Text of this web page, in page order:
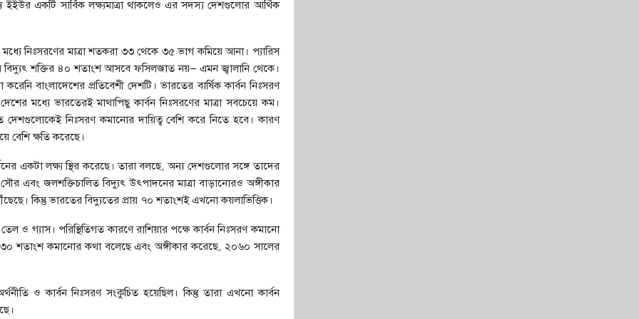
ইইউর একটি সার্বিক লক্ষ্যমাত্রা থাকলেও এর সদস্য দেশগুলোর আর্থিক
নিঃসরণের মাত্রা শতকরা ৩৩ থেকে ৩৫ ভাগ কমিয়ে আনা। প্যারিস
বিদ্যুৎ শক্তির ৪০ শতাংশ আসবে ফসিলজাত নয়— এমন জ্বালানি থেকে।
বাংলাদেশের প্রতিবেশী দেশটি। ভারতের বার্ষিক কার্বন নিঃসরণ
মধ্যে ভারতেরই মাথাপিছু কার্বন নিঃসরণের মাত্রা সবচেয়ে কম।
দেশগুলোকেই নিঃসরণ কমানোর দায়িত্ব বেশি করে নিতে হবে। কারণ
বেশি ক্ষতি করেছে।
একটা লক্ষ্য স্থির করেছে। তারা বলছে, অন্য দেশগুলোর সঙ্গে তাদের
এবং জলশক্তিচালিত বিদ্যুৎ উৎপাদনের মাত্রা বাড়ানোরও অঙ্গীকার
কিন্তু ভারতের বিদ্যুতের প্রায় ৭০ শতাংশই এখনো কয়লাভিত্তিক।
ও গ্যাস। পরিস্থিতিগত কারণে রাশিয়ার পক্ষে কার্বন নিঃসরণ কমানো
শতাংশ কমানোর কথা বলেছে এবং অঙ্গীকার করেছে, ২০৬০ সালের
ও কার্বন নিঃসরণ সংকুচিত হয়েছিল। কিন্তু তারা এখনো কার্বন